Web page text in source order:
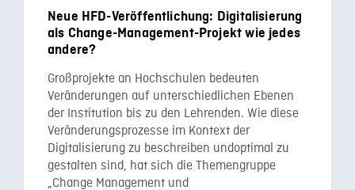
Neue HFD-Veröffentlichung: Digitalisierung
als Change-Management-Projekt wie jedes
andere?
Großprojekte an Hochschulen bedeuten
Veränderungen auf unterschiedlichen Ebenen
der Institution bis zu den Lehrenden. Wie diese
Veränderungsprozesse im Kontext der
Digitalisierung zu beschreiben undoptimal zu
gestalten sind, hat sich die Themengruppe
„Change Management und